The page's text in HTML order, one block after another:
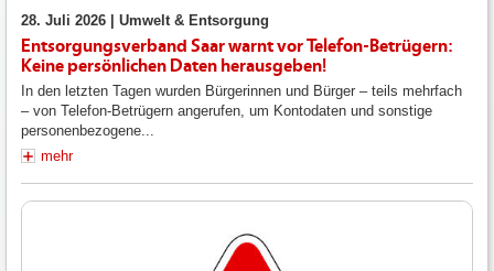
28. Juli 2026 | Umwelt & Entsorgung
Entsorgungsverband Saar warnt vor Telefon-Betrügern:
Keine persönlichen Daten herausgeben!
In den letzten Tagen wurden Bürgerinnen und Bürger – teils mehrfach
– von Telefon-Betrügern angerufen, um Kontodaten und sonstige
personenbezogene...
mehr